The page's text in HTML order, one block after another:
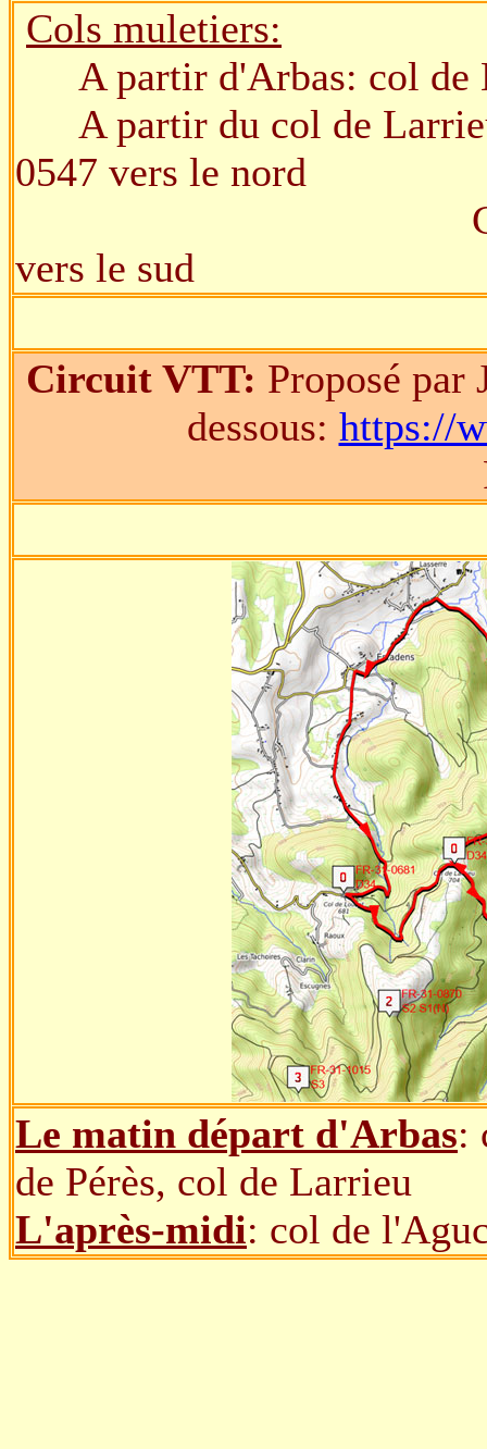
Cols muletiers:
A partir d'Arbas: col de
A partir du col de
0547 vers le nord
Col de
vers le sud
Circuit VTT: Proposé
dessous: https://
Le matin départ d'Arbas:
de Pérès, col de Larrieu
L'après-midi: col de